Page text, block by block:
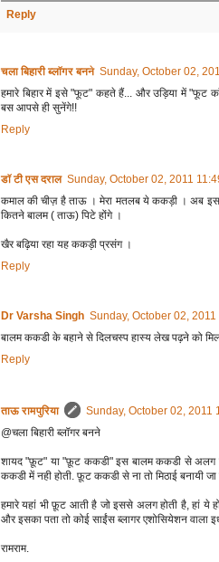
Reply
चला बिहारी ब्लॉगर बनने Sunday, October 02,
हमारे बिहार में इसे "फूट" कहते हैं... और उड़िया में "फूट
बस आपसे ही सुनेंगे!!
Reply
डॉ टी एस दराल Sunday, October 02, 2011
कमाल की चीज़ है ताऊ । मेरा मतलब ये ककड़ी । अब
कितने बालम ( ताऊ) पिटे होंगे ।
खैर बढ़िया रहा यह ककड़ी प्रसंग ।
Reply
Dr Varsha Singh Sunday, October 02, 2011
बालम ककडी के बहाने से दिलचस्प हास्य लेख पढ़ने को
Reply
ताऊ रामपुरिया
Sunday, October 02, 2011
@चला बिहारी ब्लॉगर बनने
शायद "फ़ूट" या "फ़ूट ककडी" इस बालम ककडी से अलग
ककडी में नही होती. फ़ूट ककडी से ना तो मिठाई बनायी
हमारे यहां भी फ़ूट आती है जो इससे अलग होती है, हां ये
और इसका पता तो कोई साईंस ब्लागर एशोसियेशन वाला
रामराम.